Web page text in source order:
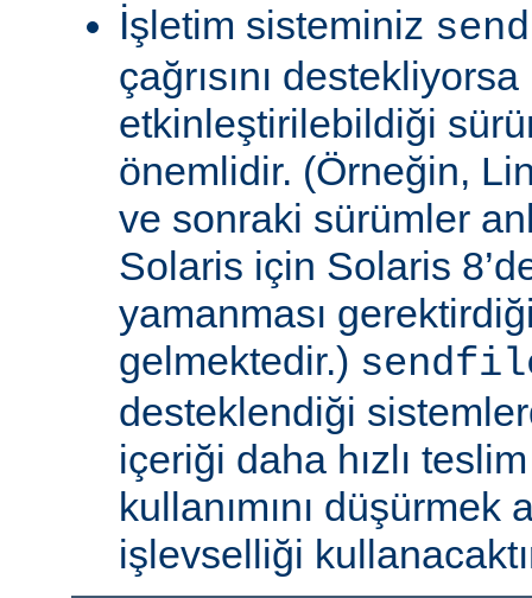
İşletim sisteminiz
çağrısını
etkinleştirilebildiği
önemlidir. (Örneğin,
ve sonraki sürümler
Solaris için Solaris
yamanması
gelmektedir.)
desteklendiği
içeriği daha hızlı
kullanımını düşürmek
işlevselliği